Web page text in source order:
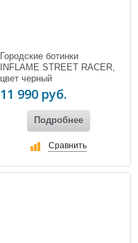
Городские ботинки
INFLAME STREET RACER,
цвет черный
11 990 руб.
Подробнее
Сравнить